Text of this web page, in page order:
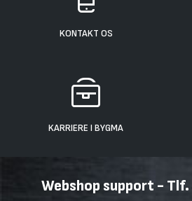
KONTAKT OS
KARRIERE I BYGMA
Webshop support -